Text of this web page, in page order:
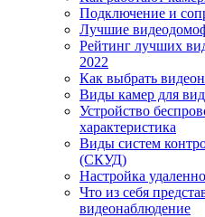
Подключение и
Лучшие
Рейтинг лучших
2022
Как выбрать
Виды камер для
Устройство
характеристика
Виды систем
(СКУД)
Настройка
Что из себя
видеонаблюдение